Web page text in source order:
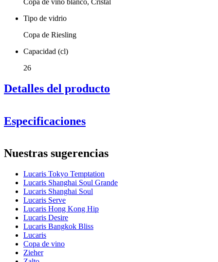
Tipo de vidrio
Copa de Riesling
Capacidad (cl)
26
Detalles del producto
demuestra aquí (aproximadamente a la mitad del video)
Especificaciones
Número de productoLS02RL09G
Dimensiones (AnxAlxP cm)
Peso (kg)0.2
Altura (cm)18.8
Ancho (cm)40
Profundidad (cm)
Vidrio
Serie de productos
VidrioCopa de vino blanco, Cristal
Nuestras sugerencias
Lucaris Tokyo Temptation
Lucaris Shanghai Soul Grande
Lucaris Shanghai Soul
Lucaris Serve
Lucaris Hong Kong Hip
Lucaris Desire
Lucaris Bangkok Bliss
Lucaris
Copa de vino
Zieher